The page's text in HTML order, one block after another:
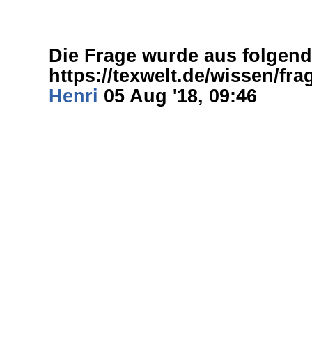
Die Frage wurde aus
https://texwelt.de/wissen/
Henri 05 Aug '18, 09:46